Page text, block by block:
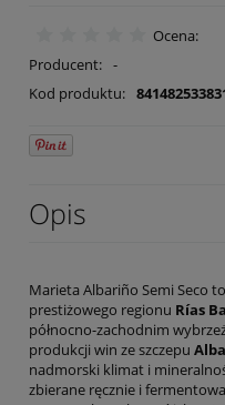
Ocena:
Producent: -
Kod produktu:
Opis
Marieta Albariño Semi Seco
prestiżowego regionu Rías
północno-zachodnim
produkcji win ze szczepu
nadmorski klimat i
zbierane ręcznie i